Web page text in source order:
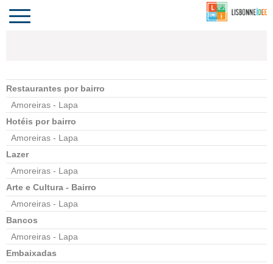
PORTUGAL
Toggle
navigation
Restaurantes por bairro
Amoreiras - Lapa
Hotéis por bairro
Amoreiras - Lapa
Lazer
Amoreiras - Lapa
Arte e Cultura - Bairro
Amoreiras - Lapa
Bancos
Amoreiras - Lapa
Embaixadas